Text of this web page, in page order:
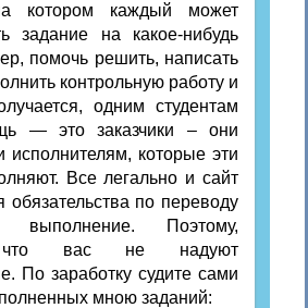
котором каждый может
задание на какое-нибудь
помочь решить, написать
контрольную работу и
одним студентам
— это заказчики – они
исполнителям, которые эти
Все легально и сайт
обязательства по переводу
Поэтому,
что вас не надуют
По заработку судите сами
мною заданий: